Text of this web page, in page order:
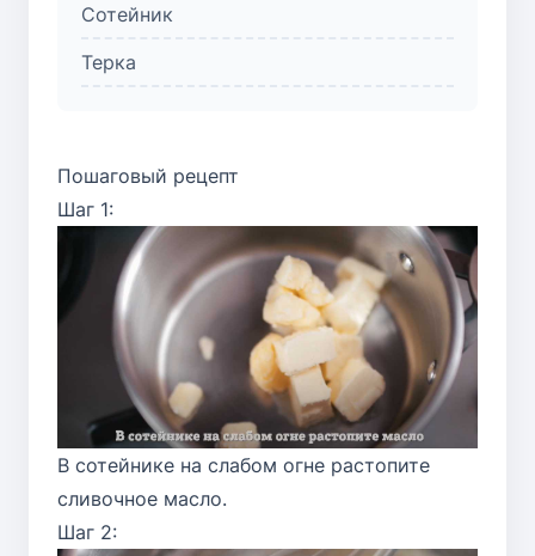
Сотейник
Терка
Пошаговый рецепт
Шаг 1:
В сотейнике на слабом огне растопите
сливочное масло.
Шаг 2: